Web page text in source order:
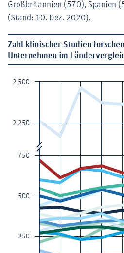
Großbritannien (570), Spanien
(Stand: 10. Dez. 2020).